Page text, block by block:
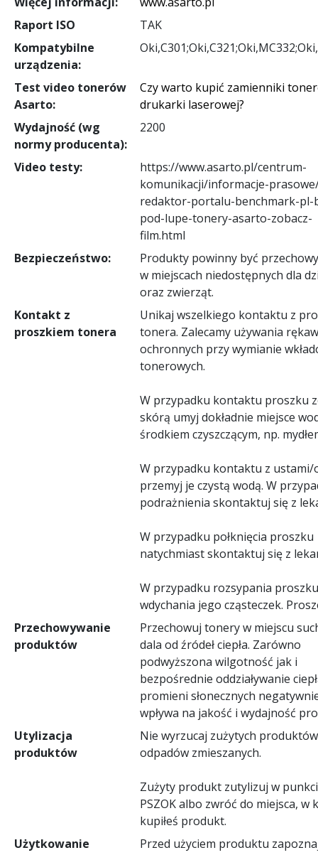
Raport ISO
TAK
Kompatybilne
urządzenia:
Test video tonerów
Asarto:
Czy warto kupić zamienniki
drukarki laserowej?
Wydajność (wg
normy producenta):
2200
Video testy:
https://www.asarto.pl/centrum-
komunikacji/informacje-
redaktor-portalu-benchmark-pl-
pod-lupe-tonery-asarto-zobacz-
film.html
Bezpieczeństwo:
Produkty powinny być
w miejscach niedostępnych dla
oraz zwierząt.
Kontakt z
proszkiem tonera
Unikaj wszelkiego kontaktu z
tonera. Zalecamy używania
ochronnych przy wymianie
tonerowych.
W przypadku kontaktu proszku
skórą umyj dokładnie miejsce
środkiem czyszczącym, np.
W przypadku kontaktu z ustami/
przemyj je czystą wodą. W
podrażnienia skontaktuj się z
W przypadku połknięcia proszku
natychmiast skontaktuj się z
W przypadku rozsypania
wdychania jego cząsteczek.
Przechowywanie
produktów
Przechowuj tonery w miejscu
dala od źródeł ciepła. Zarówno
podwyższona wilgotność jak i
bezpośrednie oddziaływanie
promieni słonecznych
wpływa na jakość i wydajność
Utylizacja
produktów
Nie wyrzucaj zużytych
odpadów zmieszanych.
Zużyty produkt zutylizuj w
PSZOK albo zwróć do miejsca, w
kupiłeś produkt.
Użytkowanie
Przed użyciem produktu